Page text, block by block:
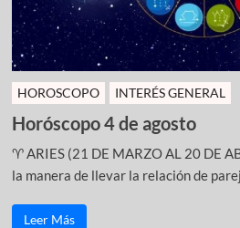
HOROSCOPO INTERÉS GENERAL
Horóscopo 4 de agosto
♈ ARIES (21 DE MARZO AL 20 DE
la manera de llevar la relación de
Leer Más